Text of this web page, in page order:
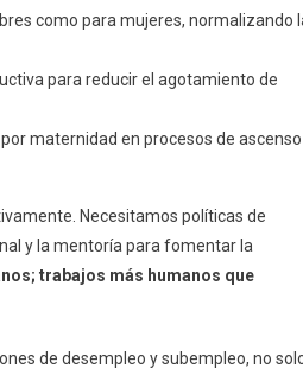
como para mujeres, normalizando
para reducir el agotamiento de
maternidad en procesos de
Necesitamos políticas de
y la mentoría para fomentar la
trabajos más humanos que
de desempleo y subempleo, no